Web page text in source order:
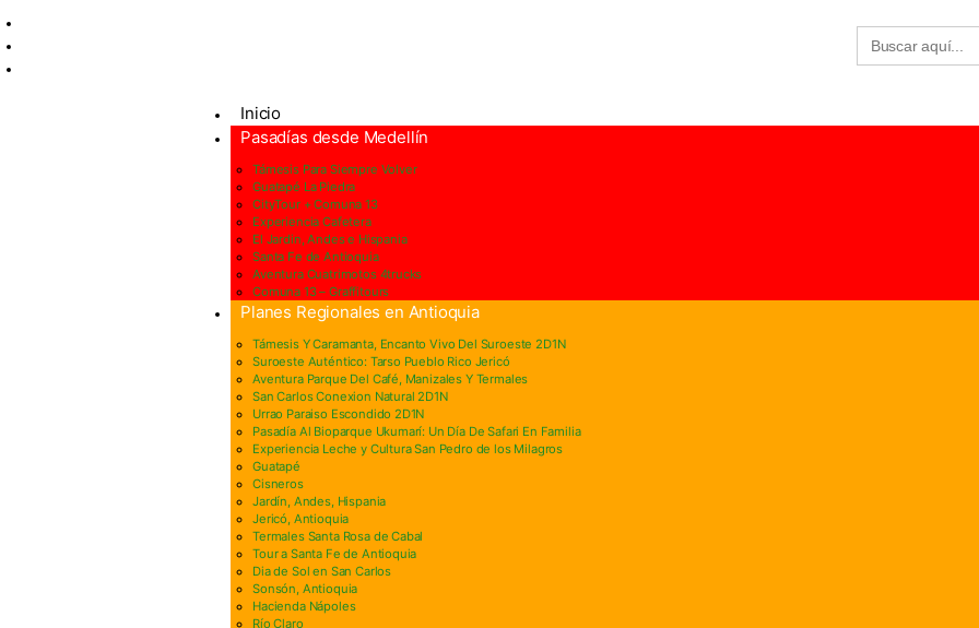
Buscar:
Inicio
Pasadías desde Medellín
Támesis Para Siempre Volver
Guatapé La Piedra
CityTour + Comuna 13
Experiencia Cafetera
El Jardin, Andes e Hispania
Santa Fe de Antioquia
Aventura Cuatrimotos 4trucks
Comuna 13 – Graffitours
Planes Regionales en Antioquia
Támesis Y Caramanta, Encanto Vivo Del Suroeste 2D1N
Suroeste Auténtico: Tarso Pueblo Rico Jericó
Aventura Parque Del Café, Manizales Y Termales
San Carlos Conexion Natural 2D1N
Urrao Paraiso Escondido 2D1N
Pasadía Al Bioparque Ukumarí: Un Día De Safari En Familia
Experiencia Leche y Cultura San Pedro de los Milagros
Guatapé
Cisneros
Jardín, Andes, Hispania
Jericó, Antioquia
Termales Santa Rosa de Cabal
Tour a Santa Fe de Antioquia
Dia de Sol en San Carlos
Sonsón, Antioquia
Hacienda Nápoles
Río Claro